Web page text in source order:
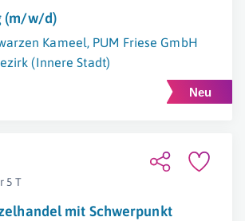
(m/w/d)
Kameel, PUM Friese GmbH
(Innere Stadt)
5 T
mit Schwerpunkt